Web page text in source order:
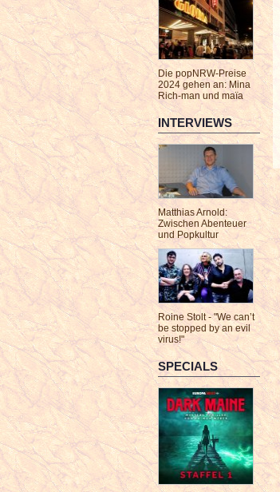
Die popNRW-Preise
2024 gehen an: Mina
Rich-man und maïa
INTERVIEWS
Matthias Arnold:
Zwischen Abenteuer
und Popkultur
Roine Stolt - "We can’t
be stopped by an evil
virus!"
SPECIALS